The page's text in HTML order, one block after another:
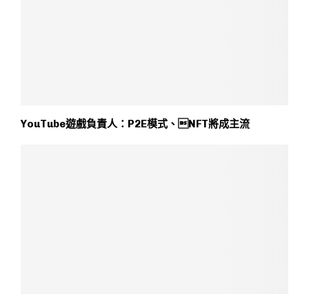
YouTube遊戲負責人：P2E模式、NFT將成主流